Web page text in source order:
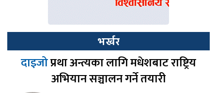
भर्खर
दाइजोप्रथा अन्त्यका लागि मधेशबाट राष्ट्रिय
अभियान सञ्चालन गर्ने तयारी